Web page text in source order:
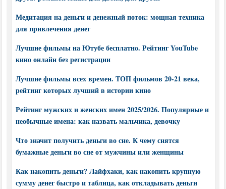
Медитация на деньги и денежный поток: мощная техника
для привлечения денег
Лучшие фильмы на Ютубе бесплатно. Рейтинг YouTube
кино онлайн без регистрации
Лучшие фильмы всех времен. ТОП фильмов 20-21 века,
рейтинг которых лучший в истории кино
Рейтинг мужских и женских имен 2025/2026. Популярные и
необычные имена: как назвать мальчика, девочку
Что значит получить деньги во сне. К чему снятся
бумажные деньги во сне от мужчины или женщины
Как накопить деньги? Лайфхаки, как накопить крупную
сумму денег быстро и таблица, как откладывать деньги